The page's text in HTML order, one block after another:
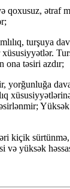
qoxusuz, ətraf
turşuya
ona təsiri azdır;
yorğunluğa
kiçik
və yüksək